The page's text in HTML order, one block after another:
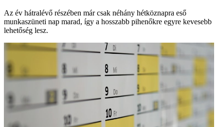
Az év hátralévő részében már csak néhány hétköznapra eső
munkaszüneti nap marad, így a hosszabb pihenőkre egyre kevesebb
lehetőség lesz.